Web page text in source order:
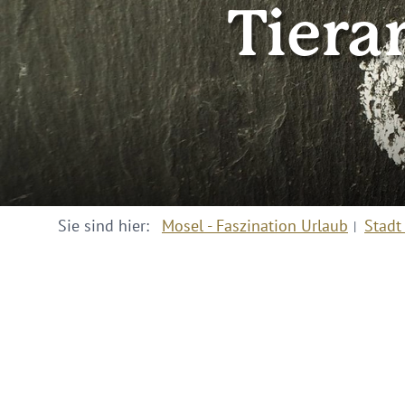
Sie sind hier: Mosel - Faszination Urlaub